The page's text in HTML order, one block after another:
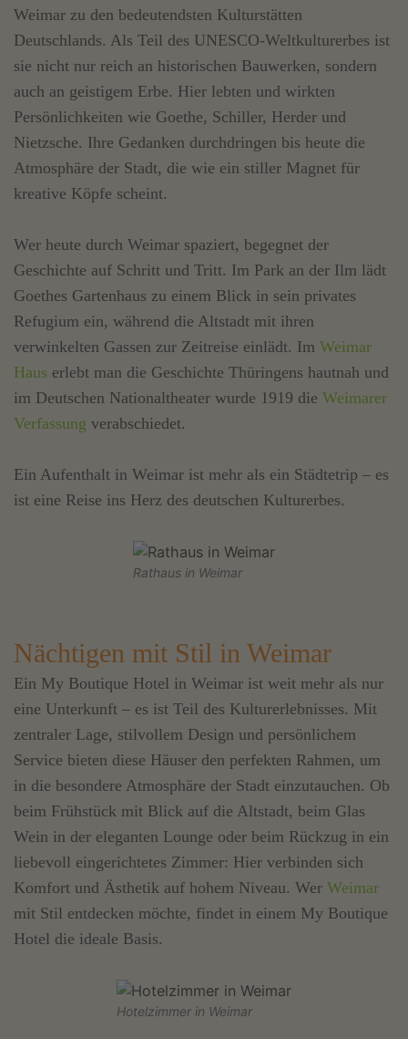
Weimar zu den bedeutendsten Kulturstätten
Deutschlands. Als Teil des UNESCO-Weltkulturerbes ist
sie nicht nur reich an historischen Bauwerken, sondern
auch an geistigem Erbe. Hier lebten und wirkten
Persönlichkeiten wie Goethe, Schiller, Herder und
Nietzsche. Ihre Gedanken durchdringen bis heute die
Atmosphäre der Stadt, die wie ein stiller Magnet für
kreative Köpfe scheint.
Wer heute durch Weimar spaziert, begegnet der
Geschichte auf Schritt und Tritt. Im Park an der Ilm lädt
Goethes Gartenhaus zu einem Blick in sein privates
Refugium ein, während die Altstadt mit ihren
verwinkelten Gassen zur Zeitreise einlädt. Im Weimar
Haus erlebt man die Geschichte Thüringens hautnah und
im Deutschen Nationaltheater wurde 1919 die Weimarer
Verfassung verabschiedet.
Ein Aufenthalt in Weimar ist mehr als ein Städtetrip – es
ist eine Reise ins Herz des deutschen Kulturerbes.
Rathaus in Weimar
Nächtigen mit Stil in Weimar
Ein My Boutique Hotel in Weimar ist weit mehr als nur
eine Unterkunft – es ist Teil des Kulturerlebnisses. Mit
zentraler Lage, stilvollem Design und persönlichem
Service bieten diese Häuser den perfekten Rahmen, um
in die besondere Atmosphäre der Stadt einzutauchen. Ob
beim Frühstück mit Blick auf die Altstadt, beim Glas
Wein in der eleganten Lounge oder beim Rückzug in ein
liebevoll eingerichtetes Zimmer: Hier verbinden sich
Komfort und Ästhetik auf hohem Niveau. Wer Weimar
mit Stil entdecken möchte, findet in einem My Boutique
Hotel die ideale Basis.
Hotelzimmer in Weimar